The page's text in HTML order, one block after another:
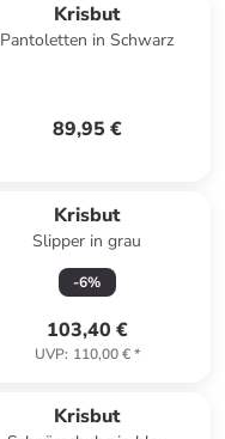
Krisbut
Pantoletten in Schwarz
89,95 €
Krisbut
Slipper in grau
-6%
103,40 €
UVP: 110,00 €*
Krisbut